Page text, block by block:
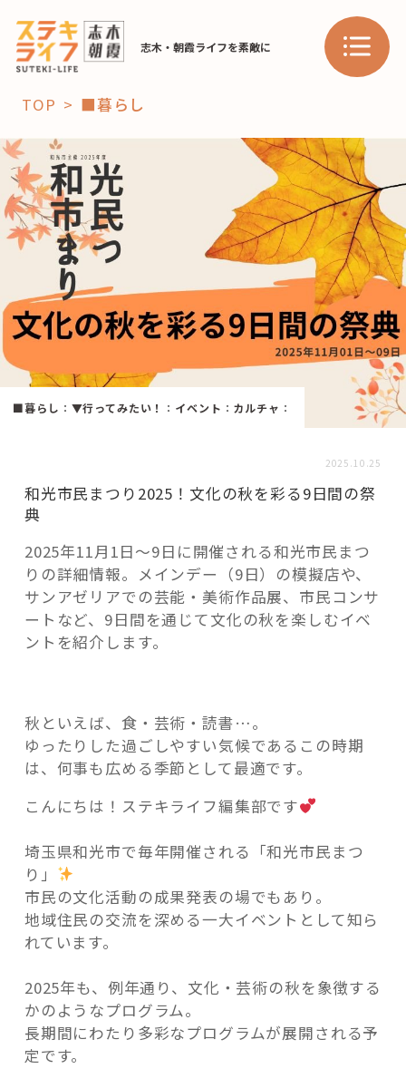
志木・朝霞ライフを素敵に
「コト」
子育て
暮らし
おすすめ
スポット 学び・教育
「場」
HAREL HAREL
活用事例
「モノ」
リノベ事例
「ひと」
コーディネーター紹介
記事検索
TOP ■暮らし
■暮らし ： ▼行ってみたい！ ： イベント ： カルチャ ：
2025.10.25
和光市民まつり2025！文化の秋を彩る9日間の祭
典
2025年11月1日～9日に開催される和光市民まつ
りの詳細情報。メインデー（9日）の模擬店や、
サンアゼリアでの芸能・美術作品展、市民コンサ
ートなど、9日間を通じて文化の秋を楽しむイベ
ントを紹介します。
秋といえば、食・芸術・読書…。
ゆったりした過ごしやすい気候であるこの時期
は、何事も広める季節として最適です。
こんにちは！ステキライフ編集部です
埼玉県和光市で毎年開催される「和光市民まつ
り」
市民の文化活動の成果発表の場でもあり。
地域住民の交流を深める一大イベントとして知ら
れています。
2025年も、例年通り、文化・芸術の秋を象徴する
かのようなプログラム。
長期間にわたり多彩なプログラムが展開される予
定です。